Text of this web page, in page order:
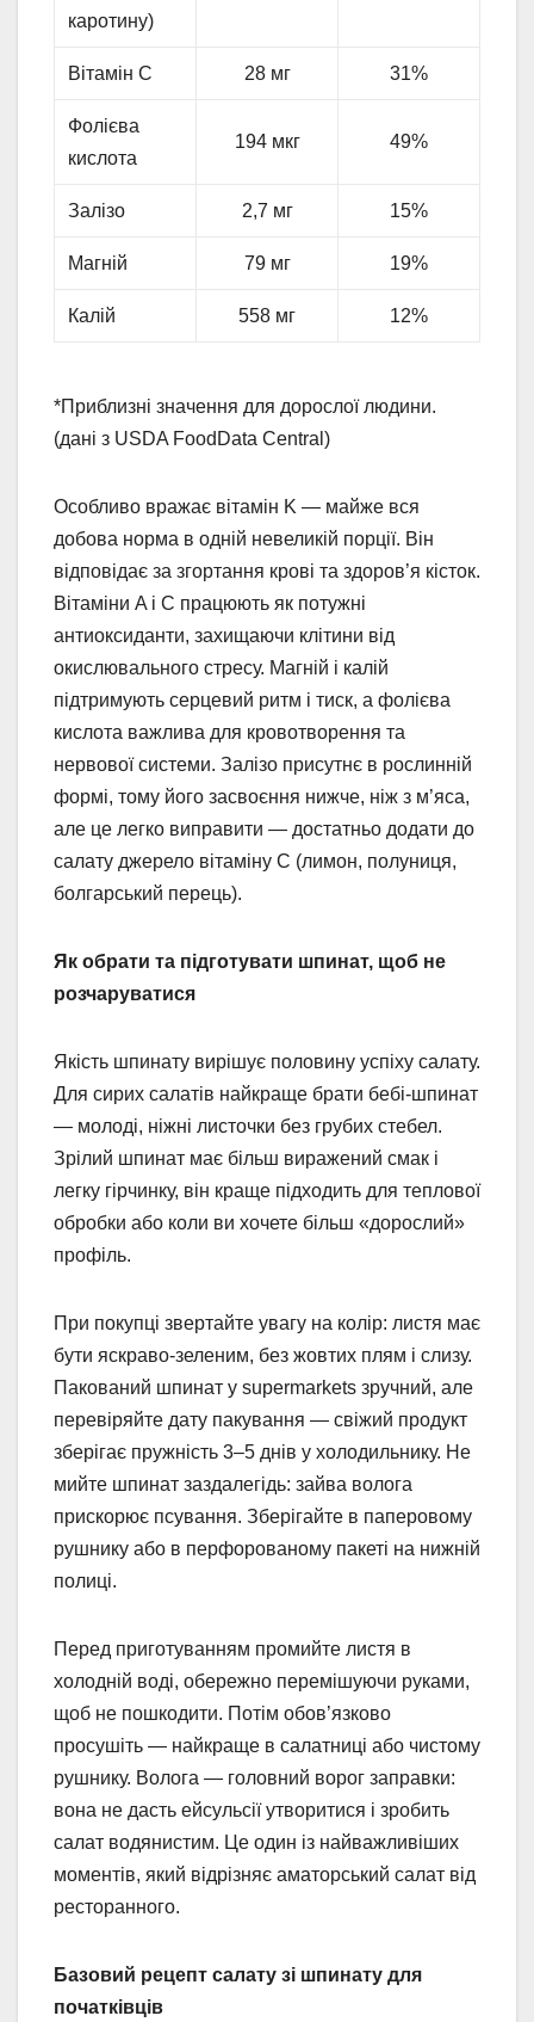
каротину)
Вітамін C 28 мг 31%
Фолієва
кислота
194 мкг 49%
Залізо 2,7 мг 15%
Магній 79 мг 19%
Калій 558 мг 12%
*Приблизні значення для дорослої людини.
(дані з USDA FoodData Central)
Особливо вражає вітамін K — майже вся
добова норма в одній невеликій порції. Він
відповідає за згортання крові та здоров’я кісток.
Вітаміни A і C працюють як потужні
антиоксиданти, захищаючи клітини від
окислювального стресу. Магній і калій
підтримують серцевий ритм і тиск, а фолієва
кислота важлива для кровотворення та
нервової системи. Залізо присутнє в рослинній
формі, тому його засвоєння нижче, ніж з м’яса,
але це легко виправити — достатньо додати до
салату джерело вітаміну C (лимон, полуниця,
болгарський перець).
Як обрати та підготувати шпинат, щоб не
розчаруватися
Якість шпинату вирішує половину успіху салату.
Для сирих салатів найкраще брати бебі-шпинат
— молоді, ніжні листочки без грубих стебел.
Зрілий шпинат має більш виражений смак і
легку гірчинку, він краще підходить для теплової
обробки або коли ви хочете більш «дорослий»
профіль.
При покупці звертайте увагу на колір: листя має
бути яскраво-зеленим, без жовтих плям і слизу.
Пакований шпинат у supermarkets зручний, але
перевіряйте дату пакування — свіжий продукт
зберігає пружність 3–5 днів у холодильнику. Не
мийте шпинат заздалегідь: зайва волога
прискорює псування. Зберігайте в паперовому
рушнику або в перфорованому пакеті на нижній
полиці.
Перед приготуванням промийте листя в
холодній воді, обережно перемішуючи руками,
щоб не пошкодити. Потім обов’язково
просушіть — найкраще в салатниці або чистому
рушнику. Волога — головний ворог заправки:
вона не дасть ейсульсії утворитися і зробить
салат водянистим. Це один із найважливіших
моментів, який відрізняє аматорський салат від
ресторанного.
Базовий рецепт салату зі шпинату для
початківців